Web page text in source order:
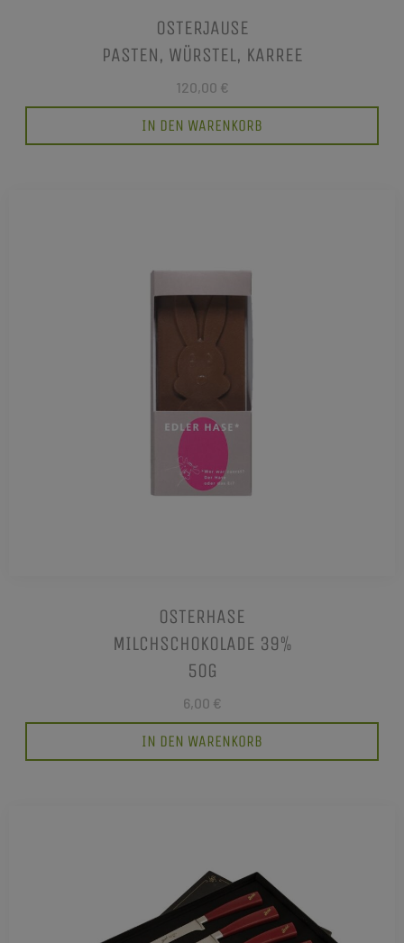
OSTERJAUSE
PASTEN, WÜRSTEL, KARREE
120,00 €
IN DEN WARENKORB
OSTERHASE
MILCHSCHOKOLADE 39%
50G
6,00 €
IN DEN WARENKORB